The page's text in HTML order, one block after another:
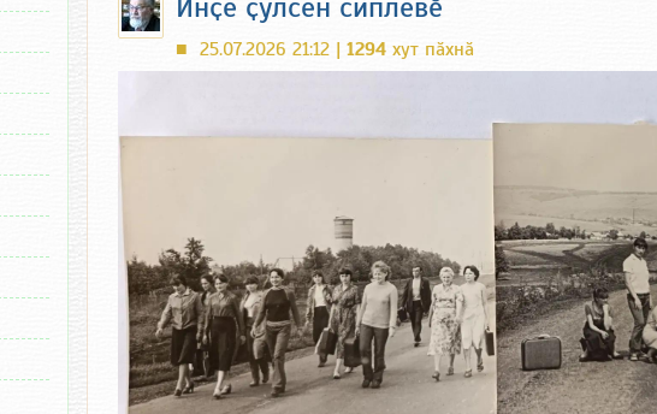
Инҫе ҫулсен сиплевӗ
■ 25.07.2026 21:12 | 1294 хут пӑхнӑ